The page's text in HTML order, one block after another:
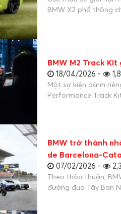
BMW X2 phổ thông
BMW M2 Track
18/04/2026 -
Một sự kiện dành
Performance Track
BMW trở thành
de Barcelona-
07/02/2026 -
Theo thỏa thuận,
đường đua Tây Ban